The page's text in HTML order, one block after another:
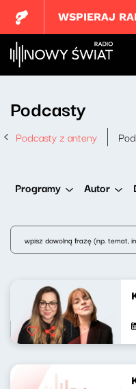
WSPIERAJ
Podcasty
Podcasty z anteny
Programy Autor